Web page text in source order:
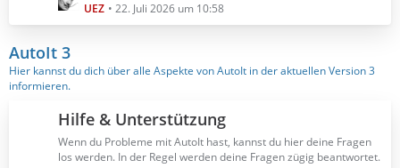
g
e
B
e
t
r
ä
g
e
e
t
z
t
e
e
i
t
UEZ 22. Juli 2026 um 10:58
AutoIt 3
Hier kannst du dich über alle Aspekte von AutoIt in der aktuellen Version 3
informieren.
Hilfe & Unterstützung
Wenn du Probleme mit AutoIt hast, kannst du hier deine Fragen
los werden. In der Regel werden deine Fragen zügig beantwortet.